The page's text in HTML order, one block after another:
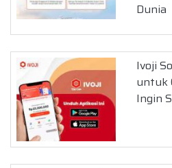
Dunia
Ivoji
untuk
Ingin